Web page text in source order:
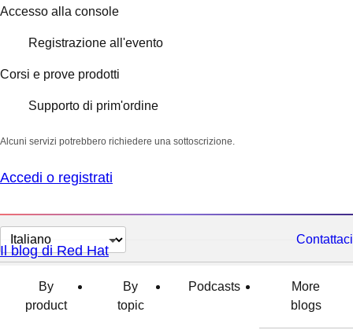
Accesso alla console
Registrazione all'evento
Corsi e prove prodotti
Supporto di prim'ordine
Alcuni servizi potrebbero richiedere una sottoscrizione.
Accedi o registrati
Cambia
lingua
Contattaci
Il blog di Red Hat
By
product
By
topic
Podcasts
More
blogs